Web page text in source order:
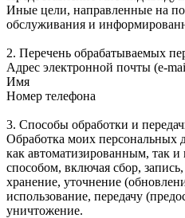
Иные цели, направленные на
обслуживания и
2. Перечень обрабатываемых
Адрес электронной почты (e-
Имя
Номер телефона
3. Способы обработки и
Обработка моих персональных
как автоматизированным, так
способом, включая сбор,
хранение, уточнение
использование, передачу
уничтожение.